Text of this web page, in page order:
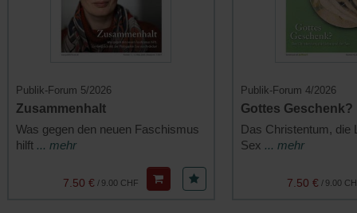
Publik-Forum 5/2026
Zusammenhalt
Was gegen den neuen Faschismus
hilft ... mehr
9.00 CHF
/
7.50 €
Publik-Forum 4/2026
Gottes Geschenk?
Das Christentum, die
Sex ... mehr
9.00
/
7.50 €